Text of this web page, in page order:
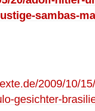
sambas-
2009/10/
gesichter-